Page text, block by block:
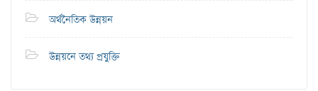
অর্থনৈতিক উন্নয়ন
উন্নয়নে তথ্য প্রযুক্তি